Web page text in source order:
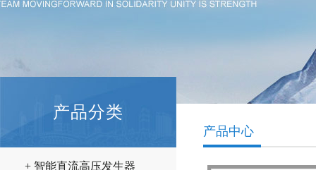
产品分类
+ 智能直流高压发生器
产品中心